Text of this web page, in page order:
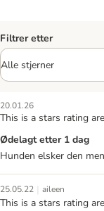
Filtrer etter
20.01.26
This is a stars rating
Ødelagt etter 1 dag
Hunden elsker den
25.05.22 | aileen
This is a stars rating